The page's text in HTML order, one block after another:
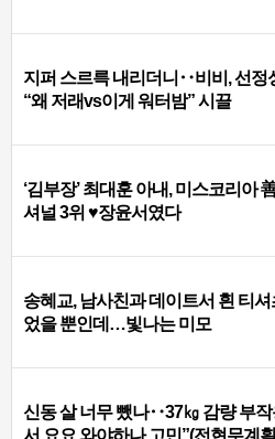
지퍼 스르륵 내리더니‥비비, 선정
“왜 저래vs이게 워터밤” 시끌
‘김부장’ 최대훈 아내, 미스코리아
셔널 3위 ♥장윤서였다
송혜교, 남사친과 데이트서 흰 티
었을 뿐인데…빛나는 미모
신동 살 너무 뺐나‥37㎏ 감량 부작
서 요요 와야하나 고민”(전현무계